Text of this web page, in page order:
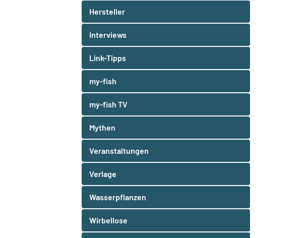
Hersteller
Interviews
Link-Tipps
my-fish
my-fish TV
Mythen
Veranstaltungen
Verlage
Wasserpflanzen
Wirbellose